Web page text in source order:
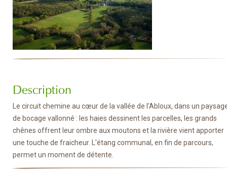
Description
Le circuit chemine au cœur de la vallée de l’Abloux, dans un
de bocage vallonné : les haies dessinent les parcelles, les grands
chênes offrent leur ombre aux moutons et la rivière vient apporter
une touche de fraicheur. L'étang communal, en fin de parcours,
permet un moment de détente.